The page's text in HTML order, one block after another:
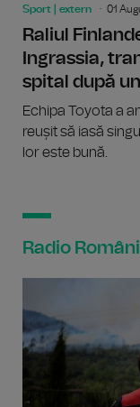
Sport | extern 01
Raliul
Ingrassia,
spital după
Echipa Toyota a
reușit să iasă
lor este bună.
Radio